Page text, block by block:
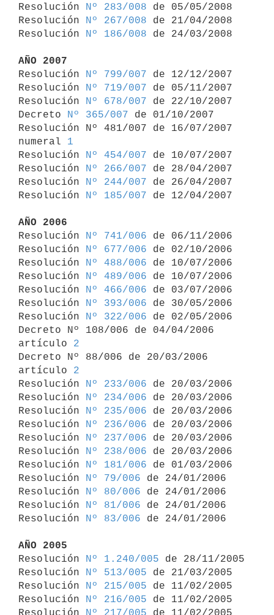
Resolución
Nº 283/008 de 05/05/2008
Resolución
Nº 267/008 de 21/04/2008
Resolución
Nº 186/008 de 24/03/2008
AÑO 2007
Resolución
Nº 799/007 de 12/12/2007
Resolución
Nº 719/007 de 05/11/2007
Resolución
Nº 678/007 de 22/10/2007
Decreto
Nº 365/007 de 01/10/2007
Resolución Nº 481/007 de 16/07/2007
numeral 1
Resolución
Nº 454/007 de 10/07/2007
Resolución
Nº 266/007 de 28/04/2007
Resolución
Nº 244/007 de 26/04/2007
Resolución
Nº 185/007 de 12/04/2007
AÑO 2006
Resolución
Nº 741/006 de 06/11/2006
Resolución
Nº 677/006 de 02/10/2006
Resolución
Nº 488/006 de 10/07/2006
Resolución
Nº 489/006 de 10/07/2006
Resolución
Nº 466/006 de 03/07/2006
Resolución
Nº 393/006 de 30/05/2006
Resolución
Nº 322/006 de 02/05/2006
Decreto Nº 108/006 de 04/04/2006
artículo 2
Decreto Nº 88/006 de 20/03/2006
artículo 2
Resolución
Nº 233/006 de 20/03/2006
Resolución
Nº 234/006 de 20/03/2006
Resolución
Nº 235/006 de 20/03/2006
Resolución
Nº 236/006 de 20/03/2006
Resolución
Nº 237/006 de 20/03/2006
Resolución
Nº 238/006 de 20/03/2006
Resolución
Nº 181/006 de 01/03/2006
Resolución
Nº 79/006 de 24/01/2006
Resolución
Nº 80/006 de 24/01/2006
Resolución
Nº 81/006 de 24/01/2006
Resolución
Nº 83/006 de 24/01/2006
AÑO 2005
Resolución
Nº 1.240/005 de 28/11/2005
Resolución
Nº 513/005 de 21/03/2005
Resolución
Nº 215/005 de 11/02/2005
Resolución
Nº 216/005 de 11/02/2005